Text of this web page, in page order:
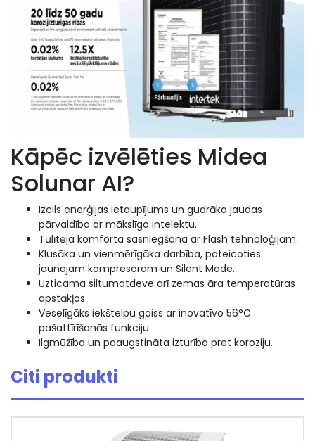
Kāpēc izvēlēties Midea
Solunar AI?
Izcils enerģijas ietaupījums un gudrāka jaudas
pārvaldība ar mākslīgo intelektu.
Tūlītēja komforta sasniegšana ar Flash tehnoloģijām.
Klusāka un vienmērīgāka darbība, pateicoties
jaunajam kompresoram un Silent Mode.
Uzticama siltumatdeve arī zemas āra temperatūras
apstākļos.
Veselīgāks iekštelpu gaiss ar inovatīvo 56°C
pašattīrīšanās funkciju.
Ilgmūžība un paaugstināta izturība pret koroziju.
Citi produkti